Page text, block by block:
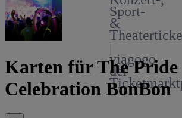
Sport-
&
|
viagogo
der
Karten für The Pride
Celebration BonBon